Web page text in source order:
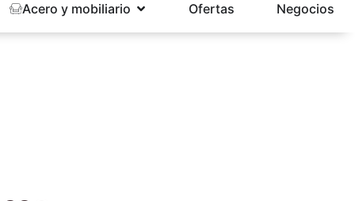
Acero y mobiliario Ofertas Negocios